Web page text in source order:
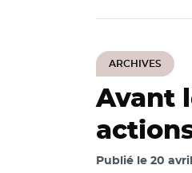
ARCHIVES
Avant
Publié le 20 avril